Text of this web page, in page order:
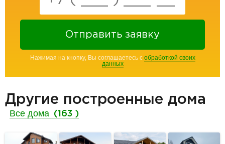
Отправить заявку
Нажимая на кнопку, Вы соглашаетесь с обработкой своих
данных
Другие построенные дома
Все дома (163 )